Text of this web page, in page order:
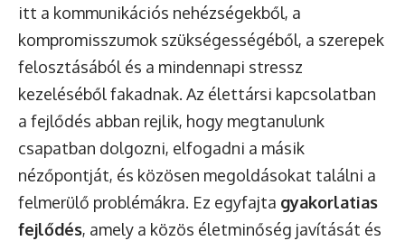
itt a kommunikációs nehézségekből, a
kompromisszumok szükségességéből, a szerepek
felosztásából és a mindennapi stressz
kezeléséből fakadnak. Az élettársi kapcsolatban
a fejlődés abban rejlik, hogy megtanulunk
csapatban dolgozni, elfogadni a másik
nézőpontját, és közösen megoldásokat találni a
felmerülő problémákra. Ez egyfajta gyakorlatias
fejlődés, amely a közös életminőség javítását és